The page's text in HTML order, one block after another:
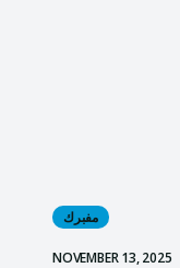
مفبرك
NOVEMBER 13, 2025